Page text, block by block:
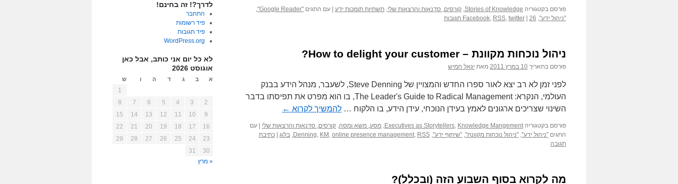
פורסם בקטגוריה Stories of Knowledge
, קורסים, סדנאות והרצאות שלי, תשתיות תומכות ידע עם התגים "Google Reader"
,
"ניהול ידע",
Facebook, RSS, twitter 26 תגובות
ניהול נוכחות מקוונת – How to delight your customer?
פורסם בתאריך 10 במרץ 2011 מאת יגאל חמיש
לפני זמן לא רב יצא לאור ספרו החדש והמצויין של Steve Denning, לשעבר, מנהל הידע בבנק
העולמי, הנקרא: The Leader's Guide to Radical Management, בו הוא מפרט את תפיסתו בדבר
השינוי שצריכים ארגונים לאמץ בעידן הנוכחי, עידן הידע, בו הלקוח … להמשיך לקרוא ←
פורסם בקטגוריה Executives as Storytellers, Knowledge Mangement
, מסע, משא ומסה, קורסים, סדנאות והרצאות שלי
עם
התגים "ניהול ידע", "ניהול נוכחות מקוונת", "שיתוף ידע",
Denning, KM , online presence management, RSS
, בלוג
כתיבת
תגובה
מה לקרוא בסוף השבוע הזה (ובכלל)?
לדרך?! זה בחינם!
התחבר
פיד רשומות
פיד תגובות
WordPress.org
לא כל יום אני כותב, אבל כאן
אוגוסט 2026
א ב ג ד ה ו ש
1
2
3
4
5
6
7
8
9
10
11
12
13
14
15
16
17
18
19
20
21
22
23
24
25
26
27
28
29
30
31
« מרץ